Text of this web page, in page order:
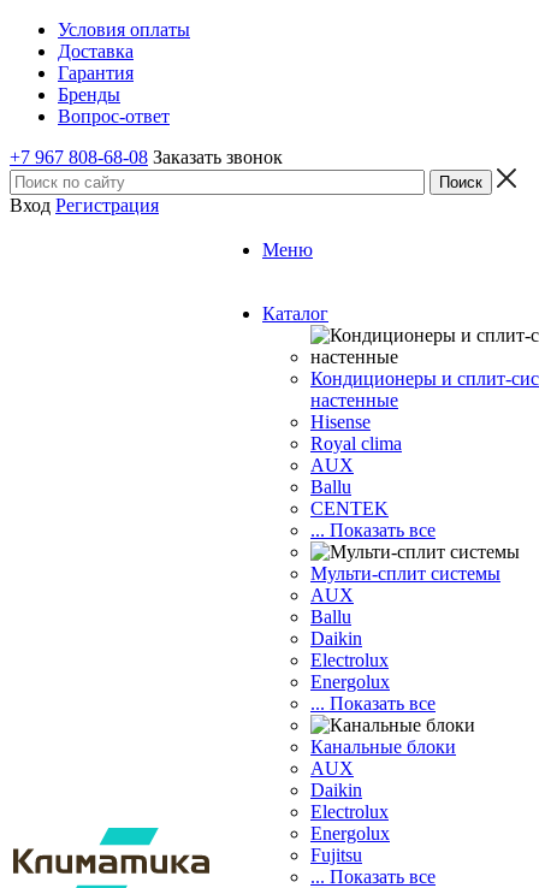
Условия оплаты
Доставка
Гарантия
Бренды
Вопрос-ответ
+7 967 808-68-08 Заказать звонок
Вход Регистрация
Меню
Каталог
Кондиционеры и сплит-
настенные
Hisense
Royal clima
AUX
Ballu
CENTEK
... Показать все
Мульти-сплит системы
AUX
Ballu
Daikin
Electrolux
Energolux
... Показать все
Канальные блоки
AUX
Dаikin
Electrolux
Energolux
Fujitsu
... Показать все